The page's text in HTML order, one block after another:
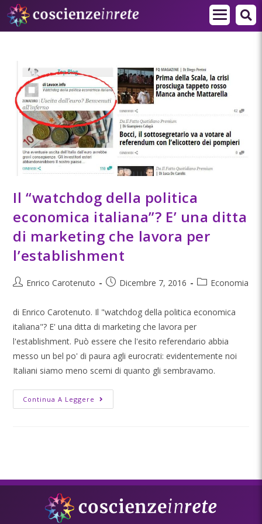
Il “watchdog della politica
economica italiana”? E’ una ditta
di marketing che lavora per
l’establishment
Enrico Carotenuto Dicembre 7, 2016 Economia
di Enrico Carotenuto. Il "watchdog della politica economica
italiana"? E' una ditta di marketing che lavora per
l'establishment. Può essere che l'esito referendario abbia
messo un bel po' di paura agli eurocrati: evidentemente noi
Italiani siamo meno scemi di quanto gli sembravamo.
Continua A Leggere